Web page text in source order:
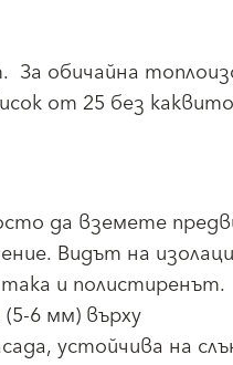
обичайна
от 25 без
да вземете
Видът на
и полистиренът.
6 мм) върху
устойчива на